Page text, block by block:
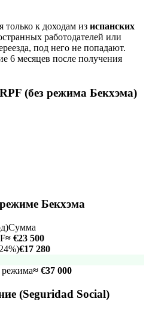
к доходам из испанских
работодателей или
под него не попадают.
6 месяцев после получения
(без режима Бекхэма)
Бекхэма
Сумма
≈ €23 500
€17 280
режима≈ €37 000
(Seguridad Social)